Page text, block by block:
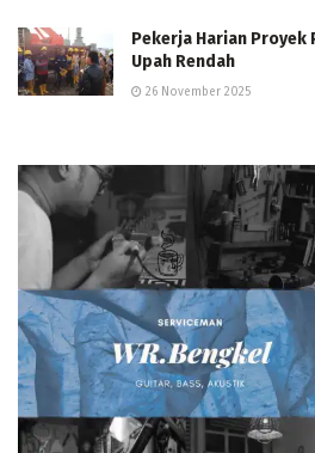
Pekerja Harian Proyek
Upah Rendah
26 November 2025